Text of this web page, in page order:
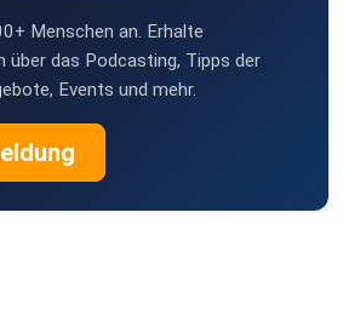
Menschen an. Erhalte
über das Podcasting, Tipps der
Events und mehr.